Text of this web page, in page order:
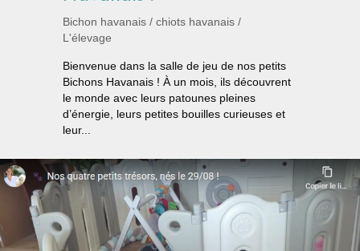
Bichon havanais / chiots havanais /
L'élevage
Bienvenue dans la salle de jeu de nos petits
Bichons Havanais ! À un mois, ils découvrent
le monde avec leurs patounes pleines
d’énergie, leurs petites bouilles curieuses et
leur...